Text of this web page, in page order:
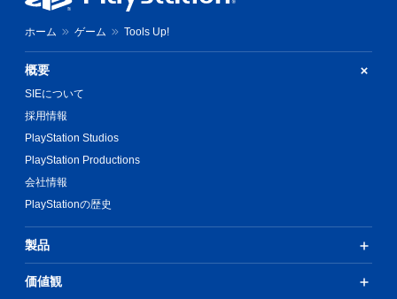
ホーム ゲーム Tools Up!
概要
SIEについて
採用情報
PlayStation Studios
PlayStation Productions
会社情報
PlayStationの歴史
製品
価値観